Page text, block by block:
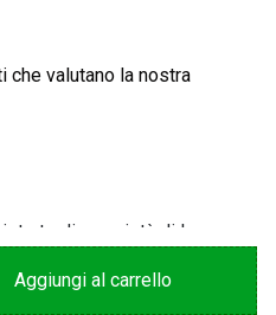
Aggiungi al carrello
che valutano la nostra
di proprietà di Lecom
Tutti i diritti riservati. CIF: